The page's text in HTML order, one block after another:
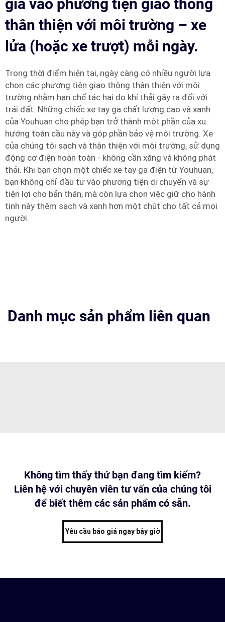
gia vào phương tiện giao thông
thân thiện với môi trường – xe
lửa (hoặc xe trượt) mỗi ngày.
Trong thời điểm hiện tại, ngày càng có nhiều người lựa
chọn các phương tiện giao thông thân thiện với môi
trường nhằm hạn chế tác hại do khí thải gây ra đối với
trái đất. Những chiếc xe tay ga chất lượng cao và xanh
của Youhuan cho phép bạn trở thành một phần của xu
hướng toàn cầu này và góp phần bảo vệ môi trường. Xe
của chúng tôi sạch và thân thiện với môi trường, sử dụng
động cơ điện hoàn toàn - không cần xăng và không phát
thải. Khi bạn chọn một chiếc xe tay ga điện từ Youhuan,
bạn không chỉ đầu tư vào phương tiện di chuyển và sự
tiện lợi cho bản thân, mà còn lựa chọn việc giữ cho hành
tinh này thêm sạch và xanh hơn một chút cho tất cả mọi
người.
Danh mục sản phẩm liên quan
Không tìm thấy thứ bạn đang tìm kiếm?
Liên hệ với chuyên viên tư vấn của chúng tôi
để biết thêm các sản phẩm có sẵn.
Yêu cầu báo giá ngay bây giờ